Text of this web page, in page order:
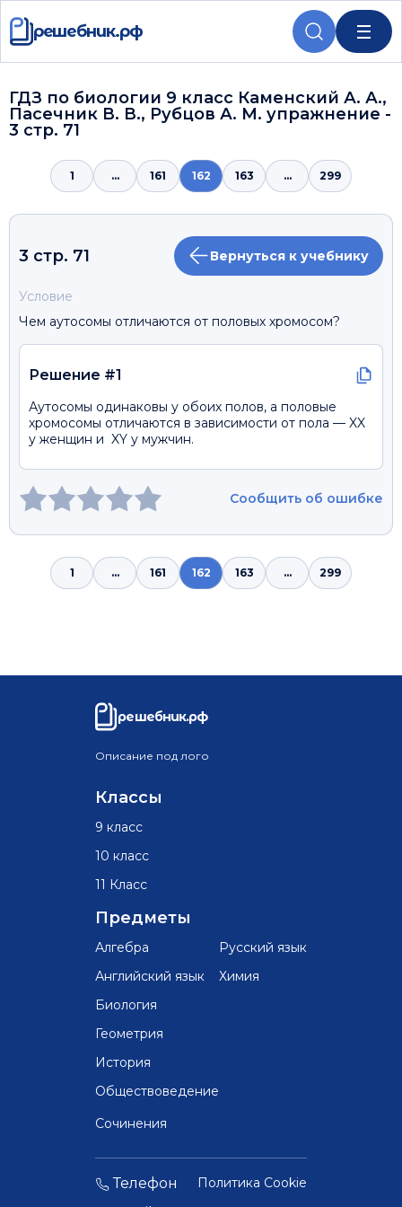
решебник.рф
ГДЗ по биологии 9 класс Каменский А. А.,
Пасечник В. В., Рубцов А. М. упражнение -
3 стр. 71
1 ... 161 162 163 ... 299
3 стр. 71 Вернуться к учебнику
Условие
Чем аутосомы отличаются от половых хромосом?
Решение #1
Аутосомы одинаковы у обоих полов, а половые
хромосомы отличаются в зависимости от пола — XX
у женщин и XY у мужчин.
Сообщить об ошибке
1 ... 161 162 163 ... 299
решебник.рф
Описание под лого
Классы
9 класс
10 класс
11 Класс
Предметы
Алгебра
Английский язык
Биология
Геометрия
История
Обществоведение
Русский язык
Химия
Сочинения
Политика Cookie
Телефон